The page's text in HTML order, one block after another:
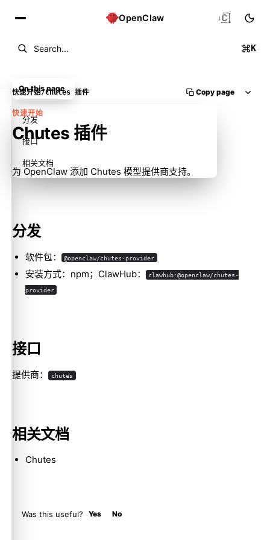
OpenClaw
Search... K
🇨🇳
快速开始/Chutes 插件 Copy page
快速开始
Chutes 插件
为 OpenClaw 添加 Chutes 模型提供商支持。
分发
软件包： @openclaw/chutes-provider
安装方式：npm；ClawHub： clawhub:@openclaw/chutes-
provider
接口
提供商： chutes
相关文档
Chutes
Was this useful? Yes No
On this page
分发
接口
相关文档